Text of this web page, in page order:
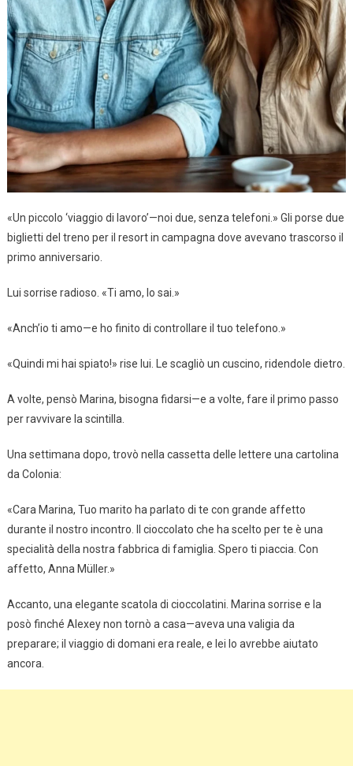
«Un piccolo ‘viaggio di lavoro’—noi due, senza telefoni.» Gli porse due
biglietti del treno per il resort in campagna dove avevano trascorso il
primo anniversario.
Lui sorrise radioso. «Ti amo, lo sai.»
«Anch’io ti amo—e ho finito di controllare il tuo telefono.»
«Quindi mi hai spiato!» rise lui. Le scagliò un cuscino, ridendole dietro.
A volte, pensò Marina, bisogna fidarsi—e a volte, fare il primo passo
per ravvivare la scintilla.
Una settimana dopo, trovò nella cassetta delle lettere una cartolina
da Colonia:
«Cara Marina, Tuo marito ha parlato di te con grande affetto
durante il nostro incontro. Il cioccolato che ha scelto per te è una
specialità della nostra fabbrica di famiglia. Spero ti piaccia. Con
affetto, Anna Müller.»
Accanto, una elegante scatola di cioccolatini. Marina sorrise e la
posò finché Alexey non tornò a casa—aveva una valigia da
preparare; il viaggio di domani era reale, e lei lo avrebbe aiutato
ancora.